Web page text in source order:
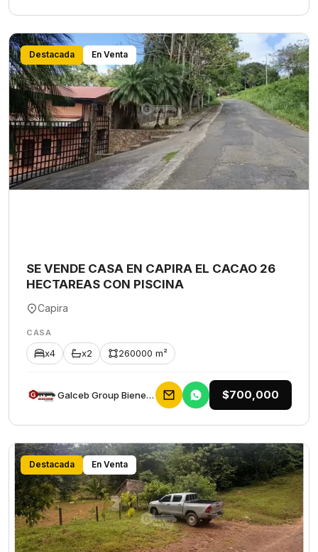
Destacada En Venta
SE VENDE CASA EN CAPIRA EL CACAO 26
HECTAREAS CON PISCINA
Capira
CASA
x4 x2 260000 m²
Galceb Group Bienes Raices $700,000
Destacada En Venta